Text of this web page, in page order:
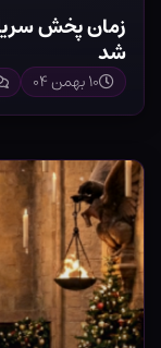
شد
۱۰ بهمن ۰۴